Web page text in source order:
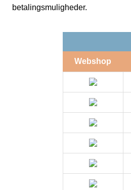
betalingsmuligheder.
Webshop